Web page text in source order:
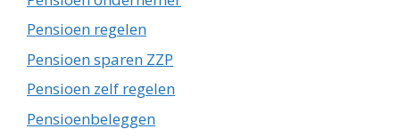
Pensioen regelen
Pensioen sparen ZZP
Pensioen zelf regelen
Pensioenbeleggen